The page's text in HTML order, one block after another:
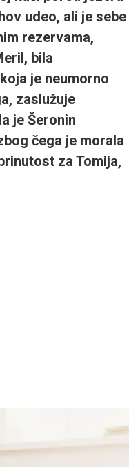
udeo, ali je sebe
rezervama,
bila
je neumorno
zaslužuje
je Šeronin
čega je morala
za Tomija,